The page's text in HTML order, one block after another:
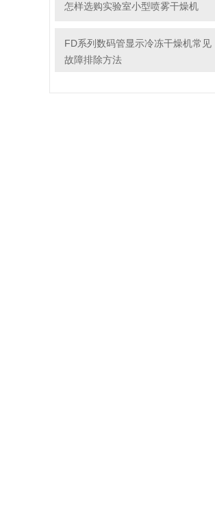
怎样选购实验室小型喷雾干燥机
FD系列数码管显示冷冻干燥机常见
故障排除方法